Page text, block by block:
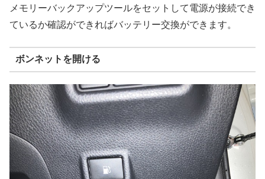
メモリーバックアップツールをセットして電源が接続でき
ているか確認ができればバッテリー交換ができます。
ボンネットを開ける